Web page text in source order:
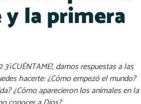
la primera
3¡CUÉNTAME!, damos respuestas a las
hacerte: ¿Cómo empezó el mundo?
¿Cómo aparecieron los animales en la